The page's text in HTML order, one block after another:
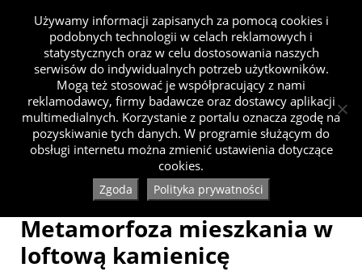
Metamorfoza mieszkania w
loftową kamienicę
Używamy informacji zapisanych za pomocą cookies i
podobnych technologii w celach reklamowych i
statystycznych oraz w celu dostosowania naszych
serwisów do indywidualnych potrzeb użytkowników.
Mogą też stosować je współpracujący z nami
reklamodawcy, firmy badawcze oraz dostawcy aplikacji
multimedialnych. Korzystanie z portalu oznacza zgodę na
pozyskiwanie tych danych. W programie służącym do
obsługi internetu można zmienić ustawienia dotyczące
cookies.
Zgoda Polityka prywatności